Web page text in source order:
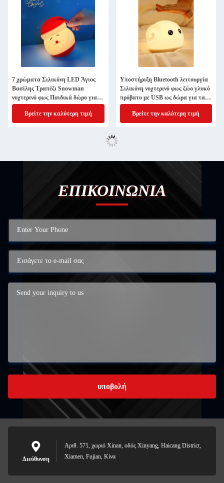
7 χρώματα Σιλικόνη LED Άγιος
Βασίλης Τραπέζι Snowman
νυχτερινό φως Παιδικά δώρο για
το υπνοδωμάτιο Διακόσμηση για
το καθιστικό
Βρείτε την καλύτερη τιμή
Υποστήριξη Bluetooth λειτουργία
Σιλικόνη νυχτερινό φως ζώο γλυκό
πρόβατο με USB ως δώρα για τα
παιδιά
Βρείτε την καλύτερη τιμή
ΕΠΙΚΟΙΝΩΝΙΑ
υποβολή
Διεύθυνση
Αριθ. 571, χωριό Xinan, οδός Xinyang, Haicang District,
Xiamen, Fujian, Κίνα